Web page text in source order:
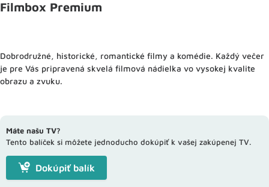
Filmbox Premium
Dobrodružné, historické, romantické filmy a komédie. Každý večer
je pre Vás pripravená skvelá filmová nádielka vo vysokej kvalite
obrazu a zvuku.
Máte našu TV?
Tento balíček si môžete jednoducho dokúpiť k vašej zakúpenej TV.
Dokúpiť balík